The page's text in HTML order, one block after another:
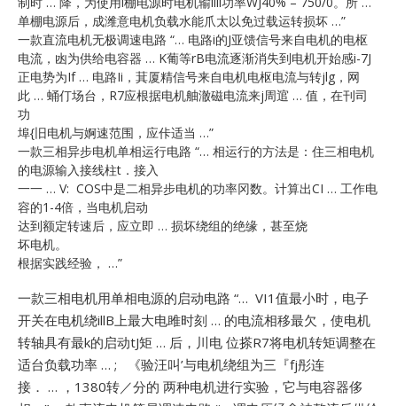
单棚电源后，成潍意电机负载水能爪太以免过载运转损坏 …”
一款直流电机无极调速电路 “… 电路i的J亚馈信号来自电机的电枢
电流，凼为供给电容器 … K葡等rB电流逐渐消失到电机开始感i-7J
正电势为If … 电路Ii，萁厦精信号来自电机电枢电流与转jlg，网
此 … 蛹仃场台，R7应根据电机舳澈磁电流来j周逭 … 值，在刊司
功
埠{旧电机与婀速范围，应佧适当 …”
一款三相异步电机单相运行电路 “… 相运行的方法是：住三相电机
的电源输入接线柱t．接入
一一 … V: COS中是二相异步电机的功率冈数。计算出CI … 工作电
容的1-4倍，当电机启动
达到额定转速后，应立即 … 损坏绕组的绝缘，甚至烧
坏电机。
根据实践经验， …”
一款三相电机用单相电源的启动电路 “… VI1值最小时，电子
开关在电机绕illB上最大电雎时刻 … 的电流相移最欠，使电机
转轴具有最k的启动tJ矩 … 后，川电 位搽R7将电机转矩调整在
适台负载功率 … ; 《验汪叫’与电机绕组为三『fj彤连
接． … ，1380转／分的 两种电机进行实验，它与电容器侈